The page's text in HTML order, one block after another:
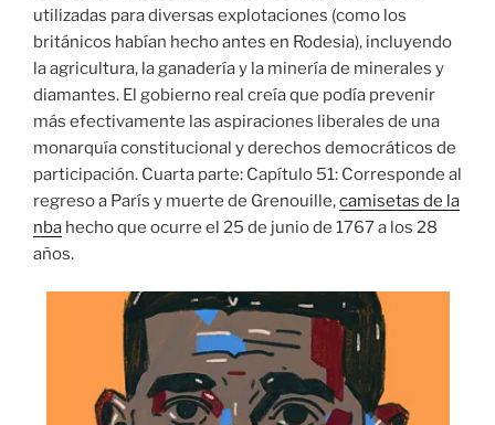
utilizadas para diversas explotaciones (como los
británicos habían hecho antes en Rodesia), incluyendo
la agricultura, la ganadería y la minería de minerales y
diamantes. El gobierno real creía que podía prevenir
más efectivamente las aspiraciones liberales de una
monarquía constitucional y derechos democráticos de
participación. Cuarta parte: Capítulo 51: Corresponde al
regreso a París y muerte de Grenouille,camisetas de la
nba hecho que ocurre el 25 de junio de 1767 a los 28
años.